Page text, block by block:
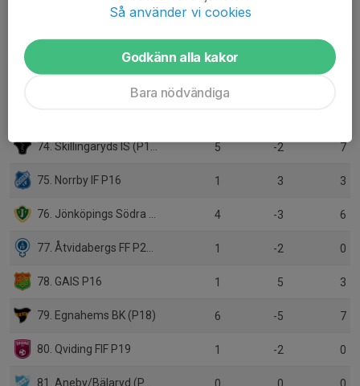
70. Adas United IF (3) 0
71. Assyriska IF Norrköping (3)
72. Värnamo Södra FF P18
74. Skillingaryds IS (P18) 5 -2 7
75. Norrby IF P16 1 3 3
76. Jönköpings Södra IF P16 4 -3 6
77. Åtvidabergs FF P2011 1 -2 0
78. GAIS P16 1 5 3
79. Egnahems BK (P18) 6 -5 7
80. Qviding FIF P19 1 -2 0
81. Aneby/Bälaryd (P18)
Så använder vi cookies
Godkänn alla kakor
Bara nödvändiga